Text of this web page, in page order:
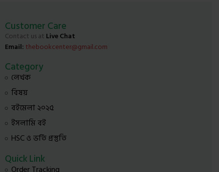
Customer Care
Contact us at Live Chat
Email: thebookcenter@gmail.com
Category
লেখক
বিষয়
বইমেলা ২০২৫
ইসলামি বই
HSC ও ভর্তি প্রস্তুতি
Quick Link